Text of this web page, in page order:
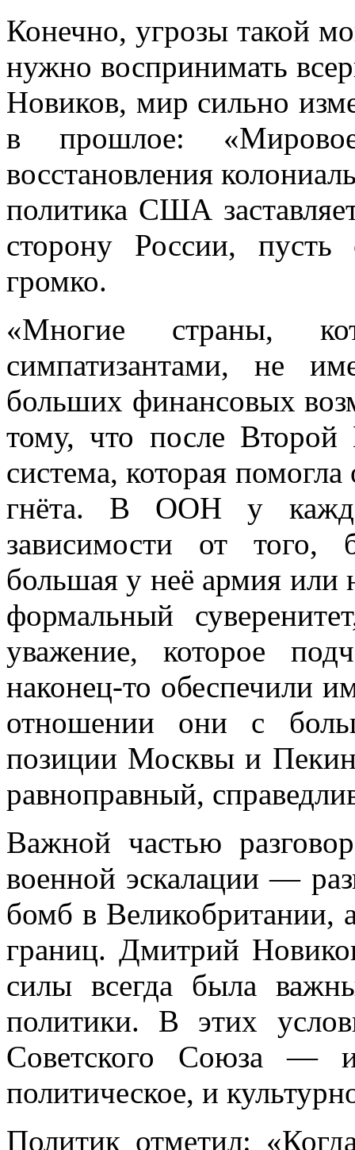
Конечно, угрозы такой
нужно воспринимать
Новиков, мир сильно
в прошлое:
восстановления
политика США
сторону России,
громко.
«Многие страны,
симпатизантами, не
больших финансовых
тому, что после
система, которая
гнёта. В ООН у
зависимости от того,
большая у неё армия или
формальный
уважение, которое
наконец-то обеспечили
отношении они с
позиции Москвы и
равноправный,
Важной частью
военной эскалации —
бомб в Великобритании,
границ. Дмитрий
силы всегда была
политики. В этих
Советского Союза —
политическое, и
Политик отметил: